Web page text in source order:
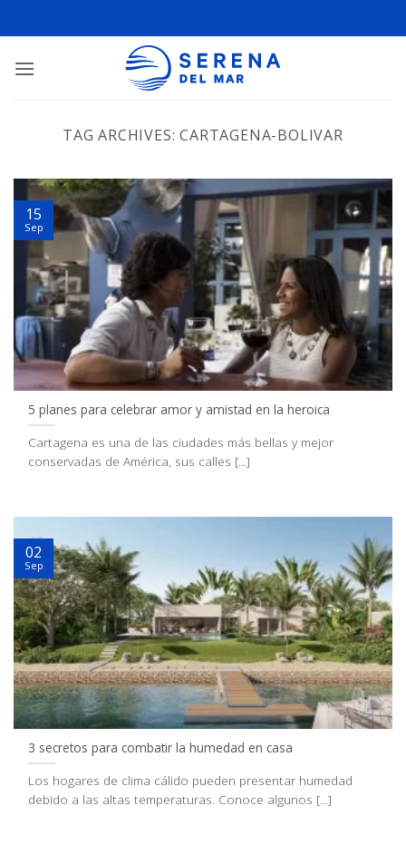
TAG ARCHIVES:CARTAGENA-BOLIVAR
5 planes para celebrar amor y amistad en la heroica
Cartagena es una de las ciudades más bellas y mejor
conservadas de América, sus calles [...]
15
Sep
3 secretos para combatir la humedad en casa
Los hogares de clima cálido pueden presentar humedad
debido a las altas temperaturas. Conoce algunos [...]
02
Sep